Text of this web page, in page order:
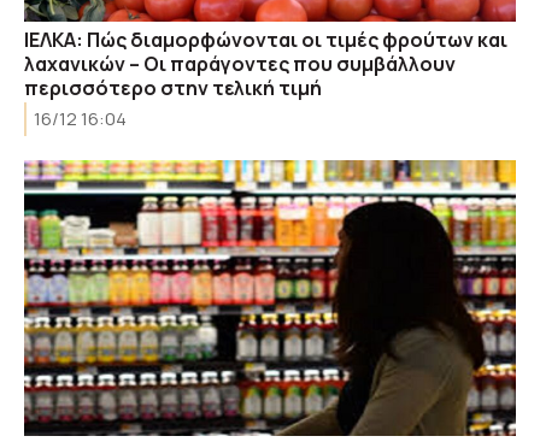
ΙΕΛΚΑ: Πώς διαμορφώνονται οι τιμές φρούτων και
λαχανικών – Oι παράγοντες που συμβάλλουν
περισσότερο στην τελική τιμή
16/12 16:04